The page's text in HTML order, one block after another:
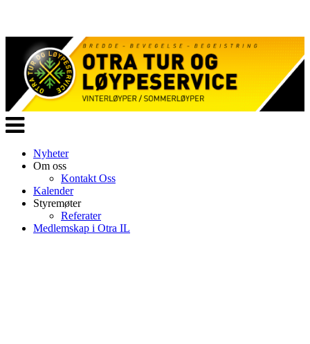
Veksle
navigasjon
Nyheter
Om oss
Kontakt Oss
Kalender
Styremøter
Referater
Medlemskap i Otra IL